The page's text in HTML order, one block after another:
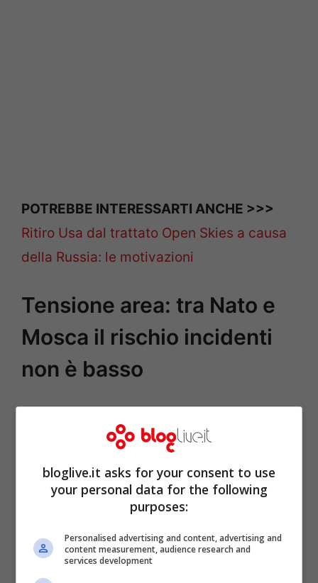
POTREBBE INTERESSARTI ANCHE >>>
Ritiro Usa dal trattato Open Skies a causa
della Russia: le motivazioni
Tensione area: tra Nato e
Mosca il rischio incidenti
non è basso
bloglive.it asks for your consent to use
your personal data for the following
purposes:
Personalised advertising and content, advertising and
content measurement, audience research and
services development